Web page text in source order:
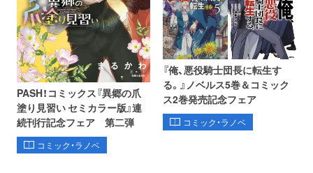
PASH！コミックス『異郷の爪
塗り見習い セミカラー版』連
続刊行記念フェア 第二弾
コミック・ラノベ
『俺、悪役騎士団長に転生す
る。』ノベルス5巻＆コミック
ス2巻発売記念フェア
コミック・ラノベ